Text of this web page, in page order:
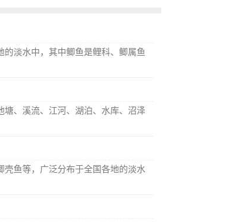
淡水中，其中鲫鱼是鲤科、鲫属鱼
、溪流、江河、湖泊、水库、沼泽
鱼等，广泛分布于全国各地的淡水